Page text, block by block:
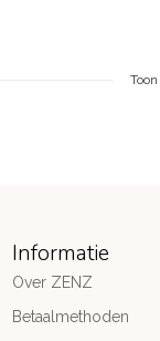
Toon
Informatie
Over ZENZ
Betaalmethoden